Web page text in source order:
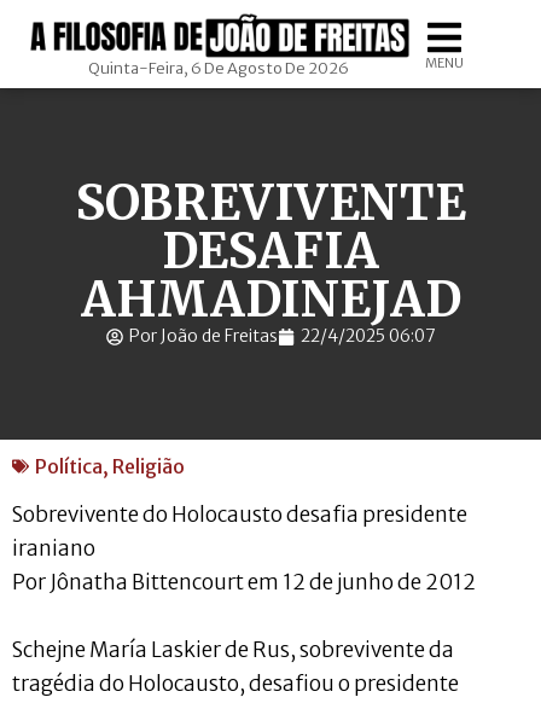
Quinta-Feira, 6 De Agosto De 2026 MENU
SOBREVIVENTE
DESAFIA
AHMADINEJAD
Por João de Freitas 22/4/2025 06:07
Política, Religião
Sobrevivente do Holocausto desafia presidente
iraniano
Por Jônatha Bittencourt em 12 de junho de 2012
Schejne María Laskier de Rus, sobrevivente da
tragédia do Holocausto, desafiou o presidente